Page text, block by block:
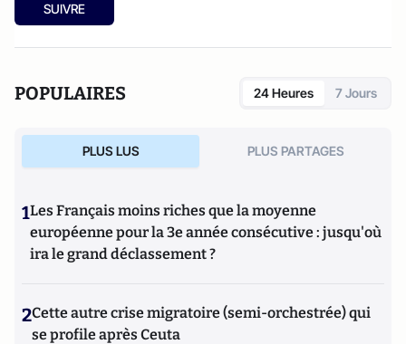
SUIVRE
POPULAIRES 24 Heures 7 Jours
PLUS LUS PLUS PARTAGES
1Les Français moins riches que la moyenne
européenne pour la 3e année consécutive : jusqu'où
ira le grand déclassement ?
2Cette autre crise migratoire (semi-orchestrée) qui
se profile après Ceuta